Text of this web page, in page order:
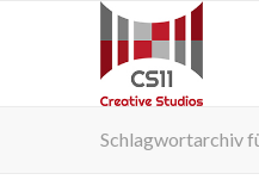
Schlagwortarchiv